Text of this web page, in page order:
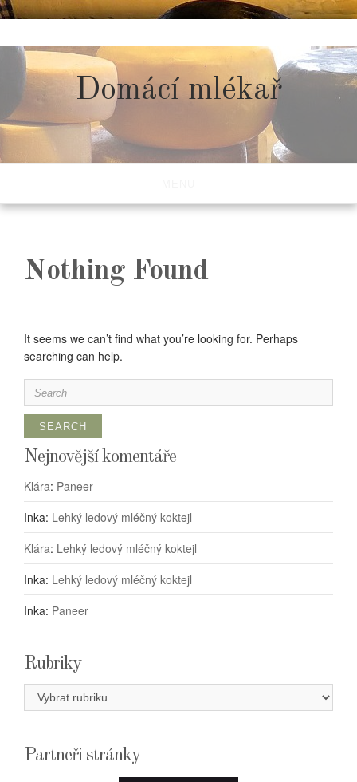
to
content
Domácí mlékař
Nothing Found
It seems we can’t find what you’re looking for. Perhaps
searching can help.
Search
for:
Nejnovější komentáře
Klára: Paneer
Inka: Lehký ledový mléčný koktejl
Klára: Lehký ledový mléčný koktejl
Inka: Lehký ledový mléčný koktejl
Inka: Paneer
Rubriky
Rubriky
Partneři stránky